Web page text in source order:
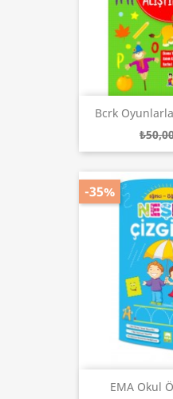
Bcrk
EMA Okul
-35%